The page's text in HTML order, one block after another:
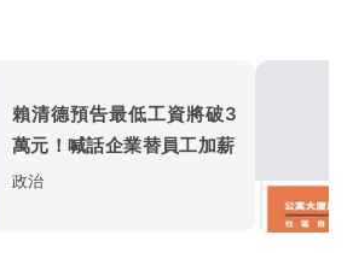
賴清德預告最低工資將破3
萬元！喊話企業替員工加薪
政治